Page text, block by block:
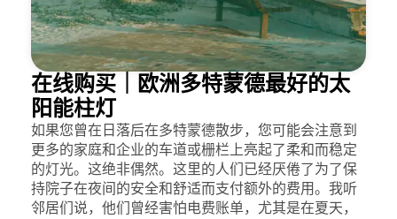
在线购买｜欧洲多特蒙德最好的太
阳能柱灯
如果您曾在日落后在多特蒙德散步，您可能会注意到
更多的家庭和企业的车道或栅栏上亮起了柔和而稳定
的灯光。这绝非偶然。这里的人们已经厌倦了为了保
持院子在夜间的安全和舒适而支付额外的费用。我听
邻居们说，他们曾经害怕电费账单，尤其是在夏天，